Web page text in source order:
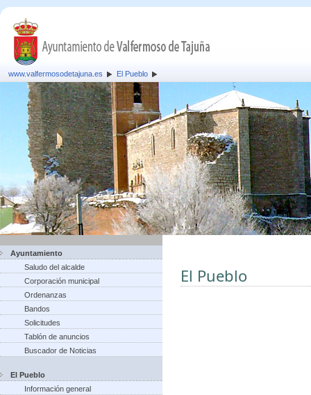
www.valfermosodetajuna.es El Pueblo
Ayuntamiento
Saludo del alcalde
Corporación municipal
Ordenanzas
Bandos
Solicitudes
Tablón de anuncios
Buscador de Noticias
El Pueblo
Información general
El Pueblo